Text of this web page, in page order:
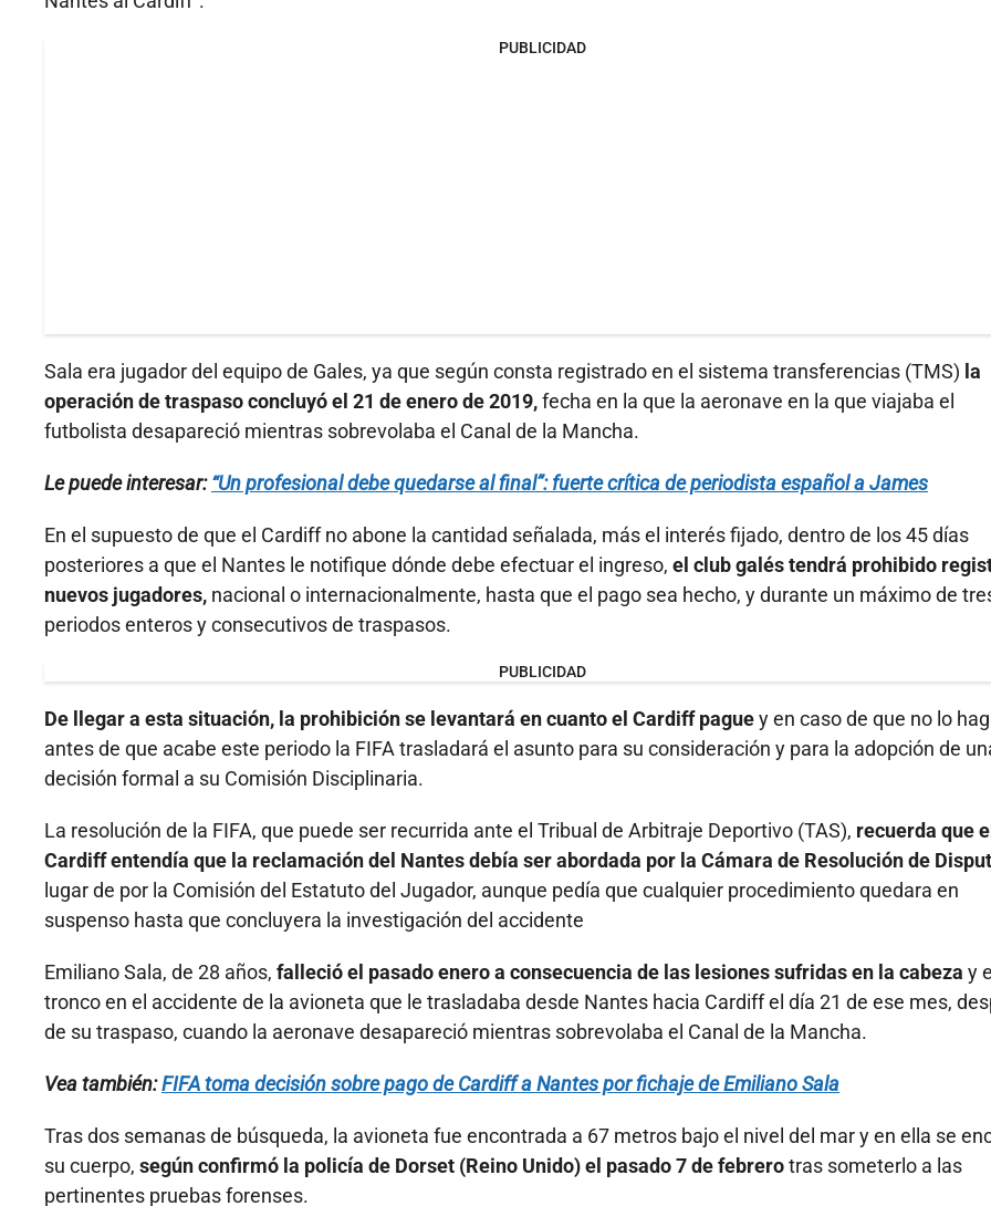
PUBLICIDAD
Sala era jugador del equipo de Gales, ya que según consta registrado en el sistema transferencias (TMS) la
operación de traspaso concluyó el 21 de enero de 2019,fecha en la que la aeronave en la que viajaba el
futbolista desapareció mientras sobrevolaba el Canal de la Mancha.
Le puede interesar:“Un profesional debe quedarse al final”: fuerte crítica de periodista español a James
En el supuesto de que el Cardiff no abone la cantidad señalada, más el interés fijado, dentro de los 45 días
posteriores a que el Nantes le notifique dónde debe efectuar el ingreso, el club galés tendrá prohibido
nuevos jugadores, nacional o internacionalmente, hasta que el pago sea hecho, y durante un máximo de
periodos enteros y consecutivos de traspasos.
PUBLICIDAD
De llegar a esta situación, la prohibición se levantará en cuanto el Cardiff paguey en caso de que no lo
antes de que acabe este periodo la FIFA trasladará el asunto para su consideración y para la adopción de
decisión formal a su Comisión Disciplinaria.
La resolución de la FIFA, que puede ser recurrida ante el Tribual de Arbitraje Deportivo (TAS), recuerda que el
Cardiff entendía que la reclamación del Nantes debía ser abordada por la Cámara de Resolución de
lugar de por la Comisión del Estatuto del Jugador, aunque pedía que cualquier procedimiento quedara en
suspenso hasta que concluyera la investigación del accidente
Emiliano Sala, de 28 años, falleció el pasado enero a consecuencia de las lesiones sufridas en la cabeza y
tronco en el accidente de la avioneta que le trasladaba desde Nantes hacia Cardiff el día 21 de ese mes,
de su traspaso, cuando la aeronave desapareció mientras sobrevolaba el Canal de la Mancha.
Vea también:FIFA toma decisión sobre pago de Cardiff a Nantes por fichaje de Emiliano Sala
Tras dos semanas de búsqueda, la avioneta fue encontrada a 67 metros bajo el nivel del mar y en ella se
su cuerpo, según confirmó la policía de Dorset (Reino Unido) el pasado 7 de febrerotras someterlo a las
pertinentes pruebas forenses.